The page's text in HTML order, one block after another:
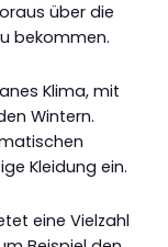
über die
bekommen.
Klima, mit
Wintern.
Kleidung ein.
eine Vielzahl